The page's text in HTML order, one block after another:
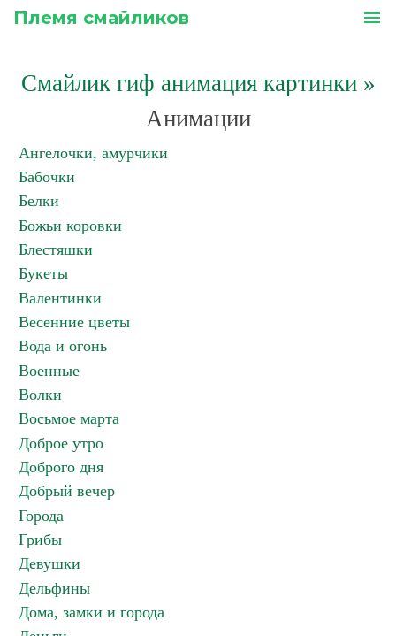
Племя смайликов menu
Смайлик гиф анимация картинки»
Анимации
Ангелочки, амурчики
Бабочки
Белки
Божьи коровки
Блестяшки
Букеты
Валентинки
Весенние цветы
Вода и огонь
Военные
Волки
Восьмое марта
Доброе утро
Доброго дня
Добрый вечер
Города
Грибы
Девушки
Дельфины
Дома, замки и города